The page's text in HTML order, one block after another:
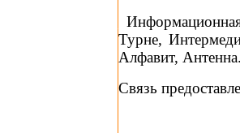
Турне,
Алфавит,
Связь